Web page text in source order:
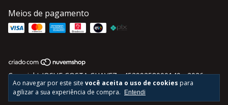
Ao navegar por este site você aceita o uso de cookies para
agilizar a sua experiência de compra.
Entendi
Meios de pagamento
Copyright JOSUE COSTA CHAVEZ - 45399258000140 - 2026.
Todos os direitos reservados.